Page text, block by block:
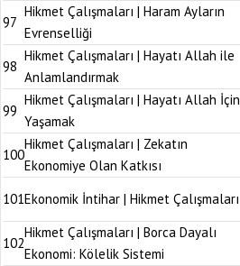
97
Hikmet Çalışmaları | Haram Ayların
Evrenselliği
98
Hikmet Çalışmaları | Hayatı Allah ile
Anlamlandırmak
99
Hikmet Çalışmaları | Hayatı Allah İçin
Yaşamak
100
Hikmet Çalışmaları | Zekatın
Ekonomiye Olan Katkısı
101Ekonomik İntihar | Hikmet Çalışmaları
102
Hikmet Çalışmaları | Borca Dayalı
Ekonomi: Kölelik Sistemi